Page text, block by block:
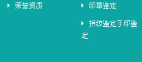
荣誉资质
印章鉴定
指纹鉴定手印鉴
定